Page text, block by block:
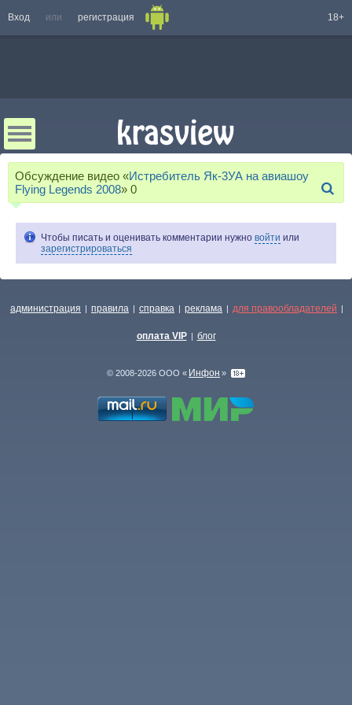
Вход или регистрация 18+
Обсуждение видео «Истребитель Як-3УА на авиашоу
Flying Legends 2008» 0
Чтобы писать и оценивать комментарии нужно войти или
зарегистрироваться
администрация | правила | справка | реклама | для правообладателей |
оплата VIP | блог
© 2008-2026 ООО « Инфон »